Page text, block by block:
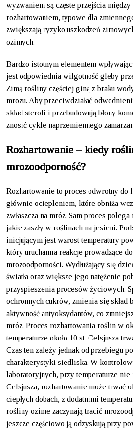
wyzwaniem są częste przejścia między
rozhartowaniem, typowe dla
zwiększają ryzyko uszkodzeń
ozimych.
Bardzo istotnym elementem
jest odpowiednia wilgotność gleby
Zimą rośliny częściej giną z braku
mrozu. Aby przeciwdziałać
skład steroli i przebudowują błony
znosić cykle naprzemiennego
Rozhartowanie – kiedy
mrozoodporność?
Rozhartowanie to proces odwrotny do
głównie ociepleniem, które obniża
zwłaszcza na mróz. Sam proces
jakie zaszły w roślinach na jesieni.
inicjującym jest wzrost temperatury
który uruchamia reakcje prowadzące
mrozoodporności. Wydłużający się
światła oraz większe jego natężenie
przyspieszenia procesów życiowych.
ochronnych cukrów, zmienia się skład
aktywność antyoksydantów, co
mróz. Proces rozhartowania roślin w
temperaturze około 10 st. Celsjusza
Czas ten zależy jednak od przebiegu
charakterystyki siedliska. W
laboratoryjnych, przy temperaturze nie
Celsjusza, rozhartowanie może trwać
ciepłych dobach, z dodatnimi
rośliny ozime zaczynają tracić
jeszcze częściowo ją odzyskują przy